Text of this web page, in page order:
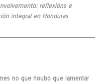
reflexións e
integral en Honduras.
no que houbo que lamentar